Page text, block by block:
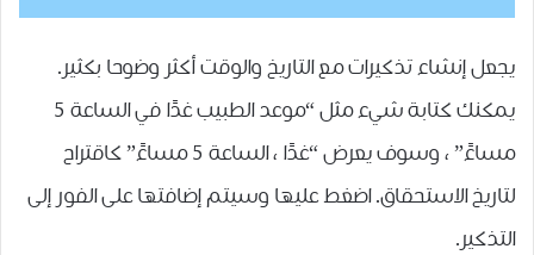
يجعل إنشاء تذكيرات مع التاريخ والوقت أكثر وضوحا بكثير.
يمكنك كتابة شيء مثل “موعد الطبيب غدًا في الساعة 5
مساءً” ، وسوف يعرض “غدًا ، الساعة 5 مساءً” كاقتراح
لتاريخ الاستحقاق. اضغط عليها وسيتم إضافتها على الفور إلى
التذكير.